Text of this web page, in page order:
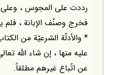
رددت على المجوس ، وعلى
فخرج وصنّف الإبانة ، فلم
* والأدلّة الشرعيّة من
عليه منها ، إن شاء الله
عن اتّباع غيرهم مطلقاً.